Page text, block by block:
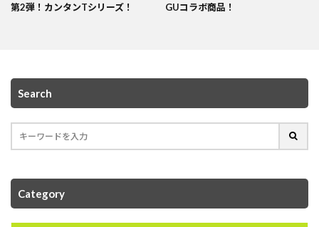
第2弾！カンタンTシリーズ！
GUコラボ商品！
Search
Category